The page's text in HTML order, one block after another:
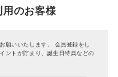
のお客様
願いいたします。 会員登録をし
ントが貯まり、誕生日特典などの